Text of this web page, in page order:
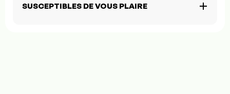
SUSCEPTIBLES DE VOUS PLAIRE